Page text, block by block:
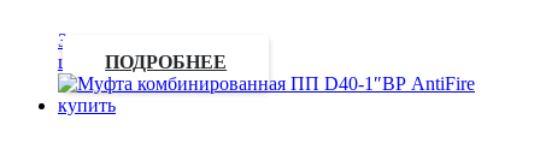
Запросить
цену
ПОДРОБНЕЕ